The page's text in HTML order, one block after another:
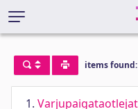
items
1.